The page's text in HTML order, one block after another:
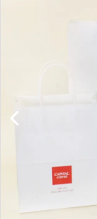
ようこそ ゲスト 様